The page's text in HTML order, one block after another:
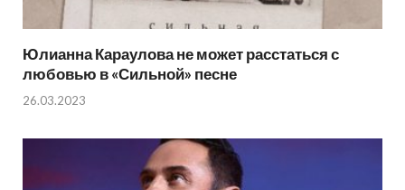
Юлианна Караулова не может расстаться с
любовью в «Сильной» песне
26.03.2023